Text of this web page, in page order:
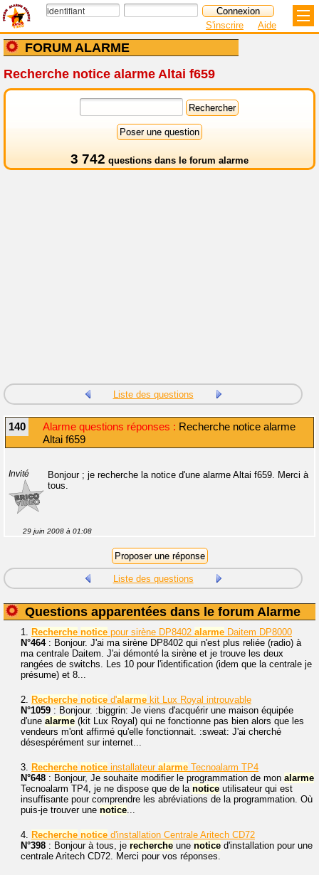
FORUM ALARME
S'inscrire Aide
Recherche notice alarme Altai f659
3 742 questions dans le forum alarme
Liste des questions
140 Alarme questions réponses : Recherche notice alarme
Altai f659
Invité
Bonjour ; je recherche la notice d'une alarme Altai f659. Merci à
tous.
29 juin 2008 à 01:08
Liste des questions
Questions apparentées dans le forum Alarme
1. Recherche notice pour sirène DP8402 alarme Daitem DP8000
N°464: Bonjour. J'ai ma sirène DP8402 qui n'est plus reliée (radio) à
ma centrale Daitem. J'ai démonté la sirène et je trouve les deux
rangées de switchs. Les 10 pour l'identification (idem que la centrale je
présume) et 8...
2. Recherche notice d'alarme kit Lux Royal introuvable
N°1059 : Bonjour. :biggrin: Je viens d'acquérir une maison équipée
d'une alarme (kit Lux Royal) qui ne fonctionne pas bien alors que les
vendeurs m'ont affirmé qu'elle fonctionnait. :sweat: J'ai cherché
désespérément sur internet...
3. Recherche notice installateur alarme Tecnoalarm TP4
N°648 : Bonjour, Je souhaite modifier le programmation de mon alarme
Tecnoalarm TP4, je ne dispose que de la notice utilisateur qui est
insuffisante pour comprendre les abréviations de la programmation. Où
puis-je trouver une notice...
4. Recherche notice d'installation Centrale Aritech CD72
N°398 : Bonjour à tous, je recherche une notice d'installation pour une
centrale Aritech CD72. Merci pour vos réponses.